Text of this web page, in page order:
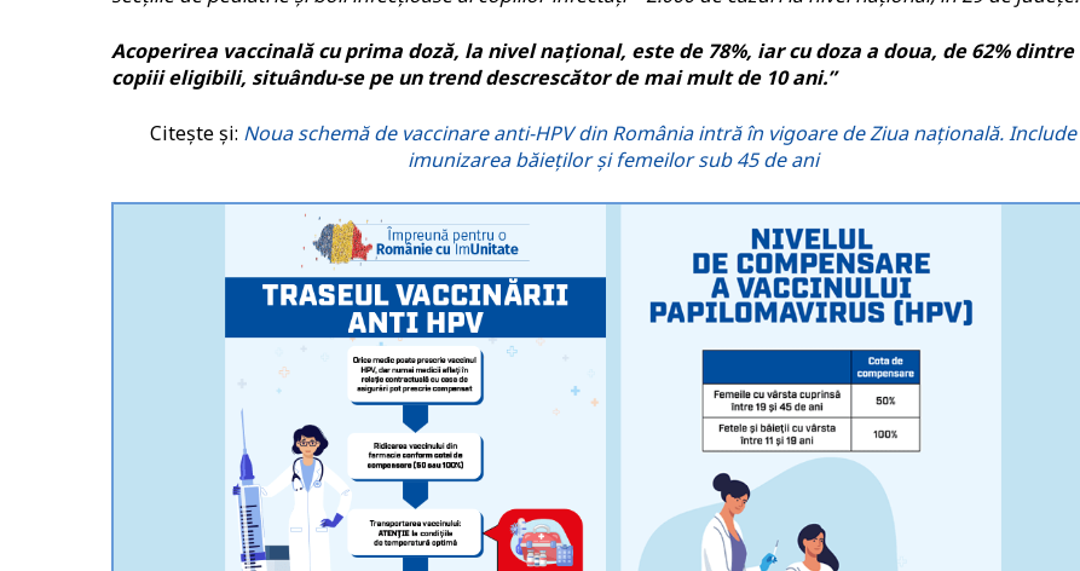
Acoperirea vaccinală cu prima doză, la nivel național, este de 78%, iar cu doza a doua, de 62% dintre
copiii eligibili, situându-se pe un trend descrescător de mai mult de 10 ani.”
Citește și: Noua schemă de vaccinare anti-HPV din România intră în vigoare de Ziua națională. Include
imunizarea băieților și femeilor sub 45 de ani